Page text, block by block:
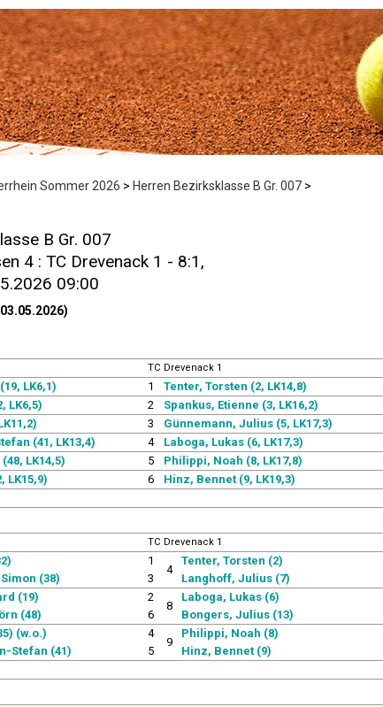
Sommer 2026 > Herren Bezirksklasse B Gr. 007 >
B Gr. 007
4 : TC Drevenack 1 - 8:1,
09:00
TC Drevenack 1
LK6,1) 1 Tenter, Torsten (2, LK14,8)
LK6,5) 2 Spankus, Etienne (3, LK16,2)
3 Günnemann, Julius (5, LK17,3)
(41, LK13,4) 4 Laboga, Lukas (6, LK17,3)
LK14,5) 5 Philippi, Noah (8, LK17,8)
LK15,9) 6 Hinz, Bennet (9, LK19,3)
TC Drevenack 1
(38)
1
3
4
Tenter, Torsten (2)
Langhoff, Julius (7)
(19)
(48)
2
6
8
Laboga, Lukas (6)
Bongers, Julius (13)
(w.o.)
Stefan (41)
4
5
9
Philippi, Noah (8)
Hinz, Bennet (9)